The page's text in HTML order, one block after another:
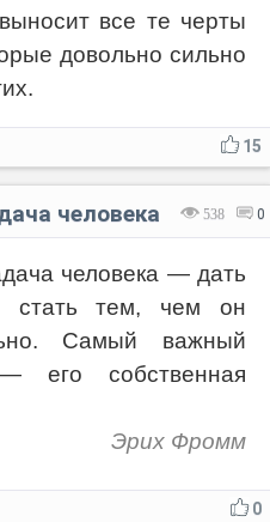
все те черты
довольно сильно
15
538 0
человека
человека — дать
стать тем, чем он
Самый важный
его собственная
Эрих Фромм
0